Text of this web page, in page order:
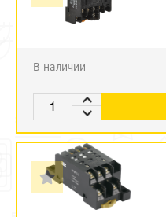
В наличии